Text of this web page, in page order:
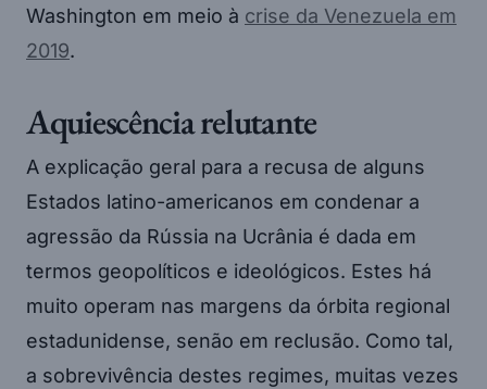
Washington em meio à crise da Venezuela em
2019.
Aquiescência relutante
A explicação geral para a recusa de alguns
Estados latino-americanos em condenar a
agressão da Rússia na Ucrânia é dada em
termos geopolíticos e ideológicos. Estes há
muito operam nas margens da órbita regional
estadunidense, senão em reclusão. Como tal,
a sobrevivência destes regimes, muitas vezes